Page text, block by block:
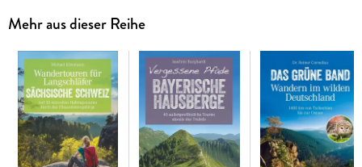
Mehr aus dieser Reihe